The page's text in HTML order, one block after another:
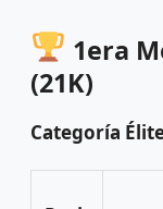
1era
(21K)
Categoría